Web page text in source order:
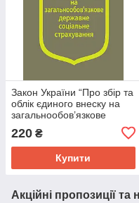
Закон України “Про збір та
облік єдиного внеску на
загальнообов’язкове
страхування”
220 ₴
Купити
Акційні пропозиції та